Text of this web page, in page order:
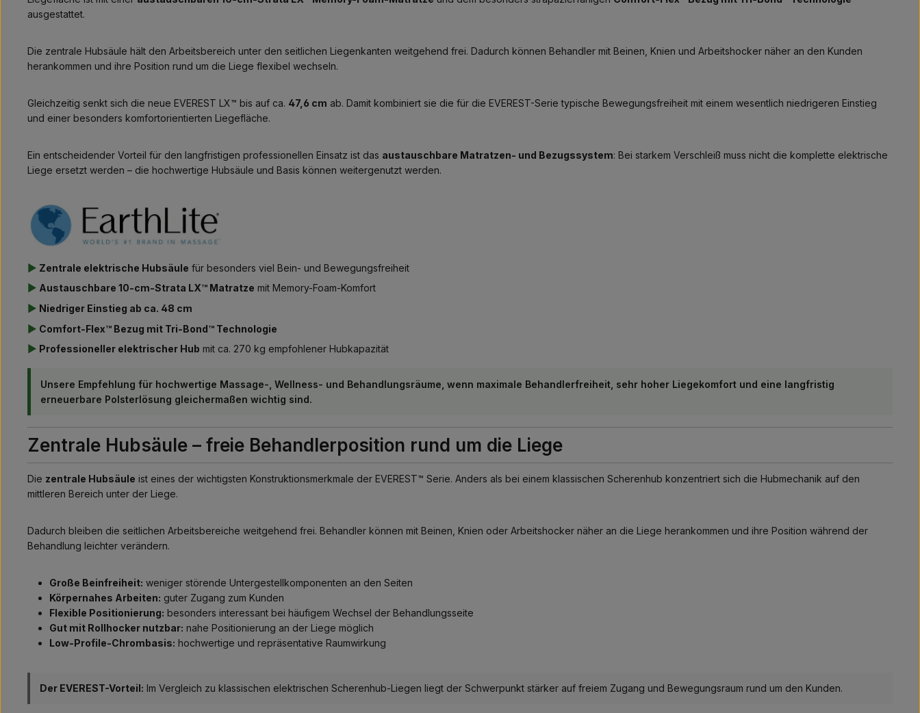
ausgestattet.
Die zentrale Hubsäule hält den Arbeitsbereich unter den seitlichen Liegenkanten weitgehend frei. Dadurch können Behandler mit Beinen, Knien und Arbeitshocker näher an den Kunden
herankommen und ihre Position rund um die Liege flexibel wechseln.
Gleichzeitig senkt sich die neue EVEREST LX™ bis auf ca. 47,6 cm ab. Damit kombiniert sie die für die EVEREST-Serie typische Bewegungsfreiheit mit einem wesentlich niedrigeren Einstieg
und einer besonders komfortorientierten Liegefläche.
Ein entscheidender Vorteil für den langfristigen professionellen Einsatz ist das austauschbare Matratzen- und Bezugssystem: Bei starkem Verschleiß muss nicht die komplette elektrische
Liege ersetzt werden – die hochwertige Hubsäule und Basis können weitergenutzt werden.
▶ Zentrale elektrische Hubsäule für besonders viel Bein- und Bewegungsfreiheit
▶ Austauschbare 10-cm-Strata LX™ Matratze mit Memory-Foam-Komfort
▶ Niedriger Einstieg ab ca. 48 cm
▶ Comfort-Flex™ Bezug mit Tri-Bond™ Technologie
▶ Professioneller elektrischer Hub mit ca. 270 kg empfohlener Hubkapazität
Unsere Empfehlung für hochwertige Massage-, Wellness- und Behandlungsräume, wenn maximale Behandlerfreiheit, sehr hoher Liegekomfort und eine langfristig
erneuerbare Polsterlösung gleichermaßen wichtig sind.
Zentrale Hubsäule – freie Behandlerposition rund um die Liege
Die zentrale Hubsäule ist eines der wichtigsten Konstruktionsmerkmale der EVEREST™ Serie. Anders als bei einem klassischen Scherenhub konzentriert sich die Hubmechanik auf den
mittleren Bereich unter der Liege.
Dadurch bleiben die seitlichen Arbeitsbereiche weitgehend frei. Behandler können mit Beinen, Knien oder Arbeitshocker näher an die Liege herankommen und ihre Position während der
Behandlung leichter verändern.
Große Beinfreiheit: weniger störende Untergestellkomponenten an den Seiten
Körpernahes Arbeiten: guter Zugang zum Kunden
Flexible Positionierung: besonders interessant bei häufigem Wechsel der Behandlungsseite
Gut mit Rollhocker nutzbar: nahe Positionierung an der Liege möglich
Low-Profile-Chrombasis: hochwertige und repräsentative Raumwirkung
Der EVEREST-Vorteil: Im Vergleich zu klassischen elektrischen Scherenhub-Liegen liegt der Schwerpunkt stärker auf freiem Zugang und Bewegungsraum rund um den Kunden.